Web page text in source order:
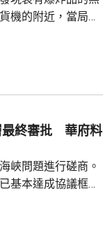
...
機的附近，當局認
，指事件是捏造的
理默茨星期五就事
，將同內政部長多
最終審批 華府料
峽問題進行磋商。
基本達成協議框
敲定協議，如果能